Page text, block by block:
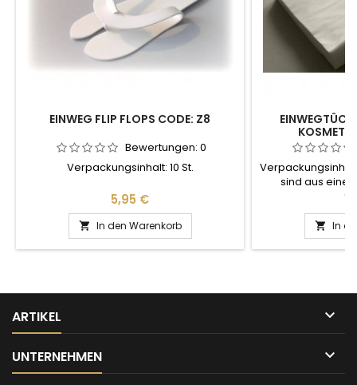
EINWEG FLIP FLOPS CODE: Z8
Bewertungen: 0
Verpackungsinhalt: 10 St.
Preis
5,95 €
 In den Warenkorb
sind aus
 In
ARTIKEL 
UNTERNEHMEN 